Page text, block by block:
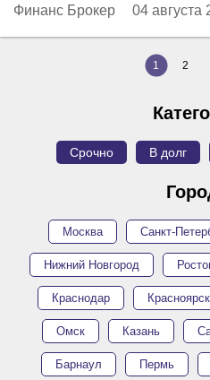
Финанс Брокер
04 августа
1 2
Срочно В долг
Москва Санкт-
Нижний Новгород
Краснодар Красноярск
Омск Казань
Барнаул Пермь